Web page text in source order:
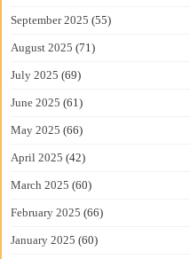
September 2025 (55)
August 2025 (71)
July 2025 (69)
June 2025 (61)
May 2025 (66)
April 2025 (42)
March 2025 (60)
February 2025 (66)
January 2025 (60)